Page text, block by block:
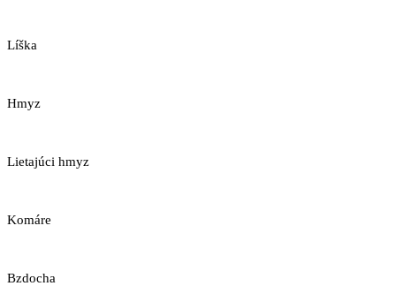
Líška
Hmyz
Lietajúci hmyz
Komáre
Bzdocha